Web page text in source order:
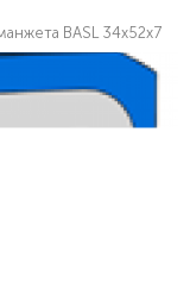
BASL 34x52x7